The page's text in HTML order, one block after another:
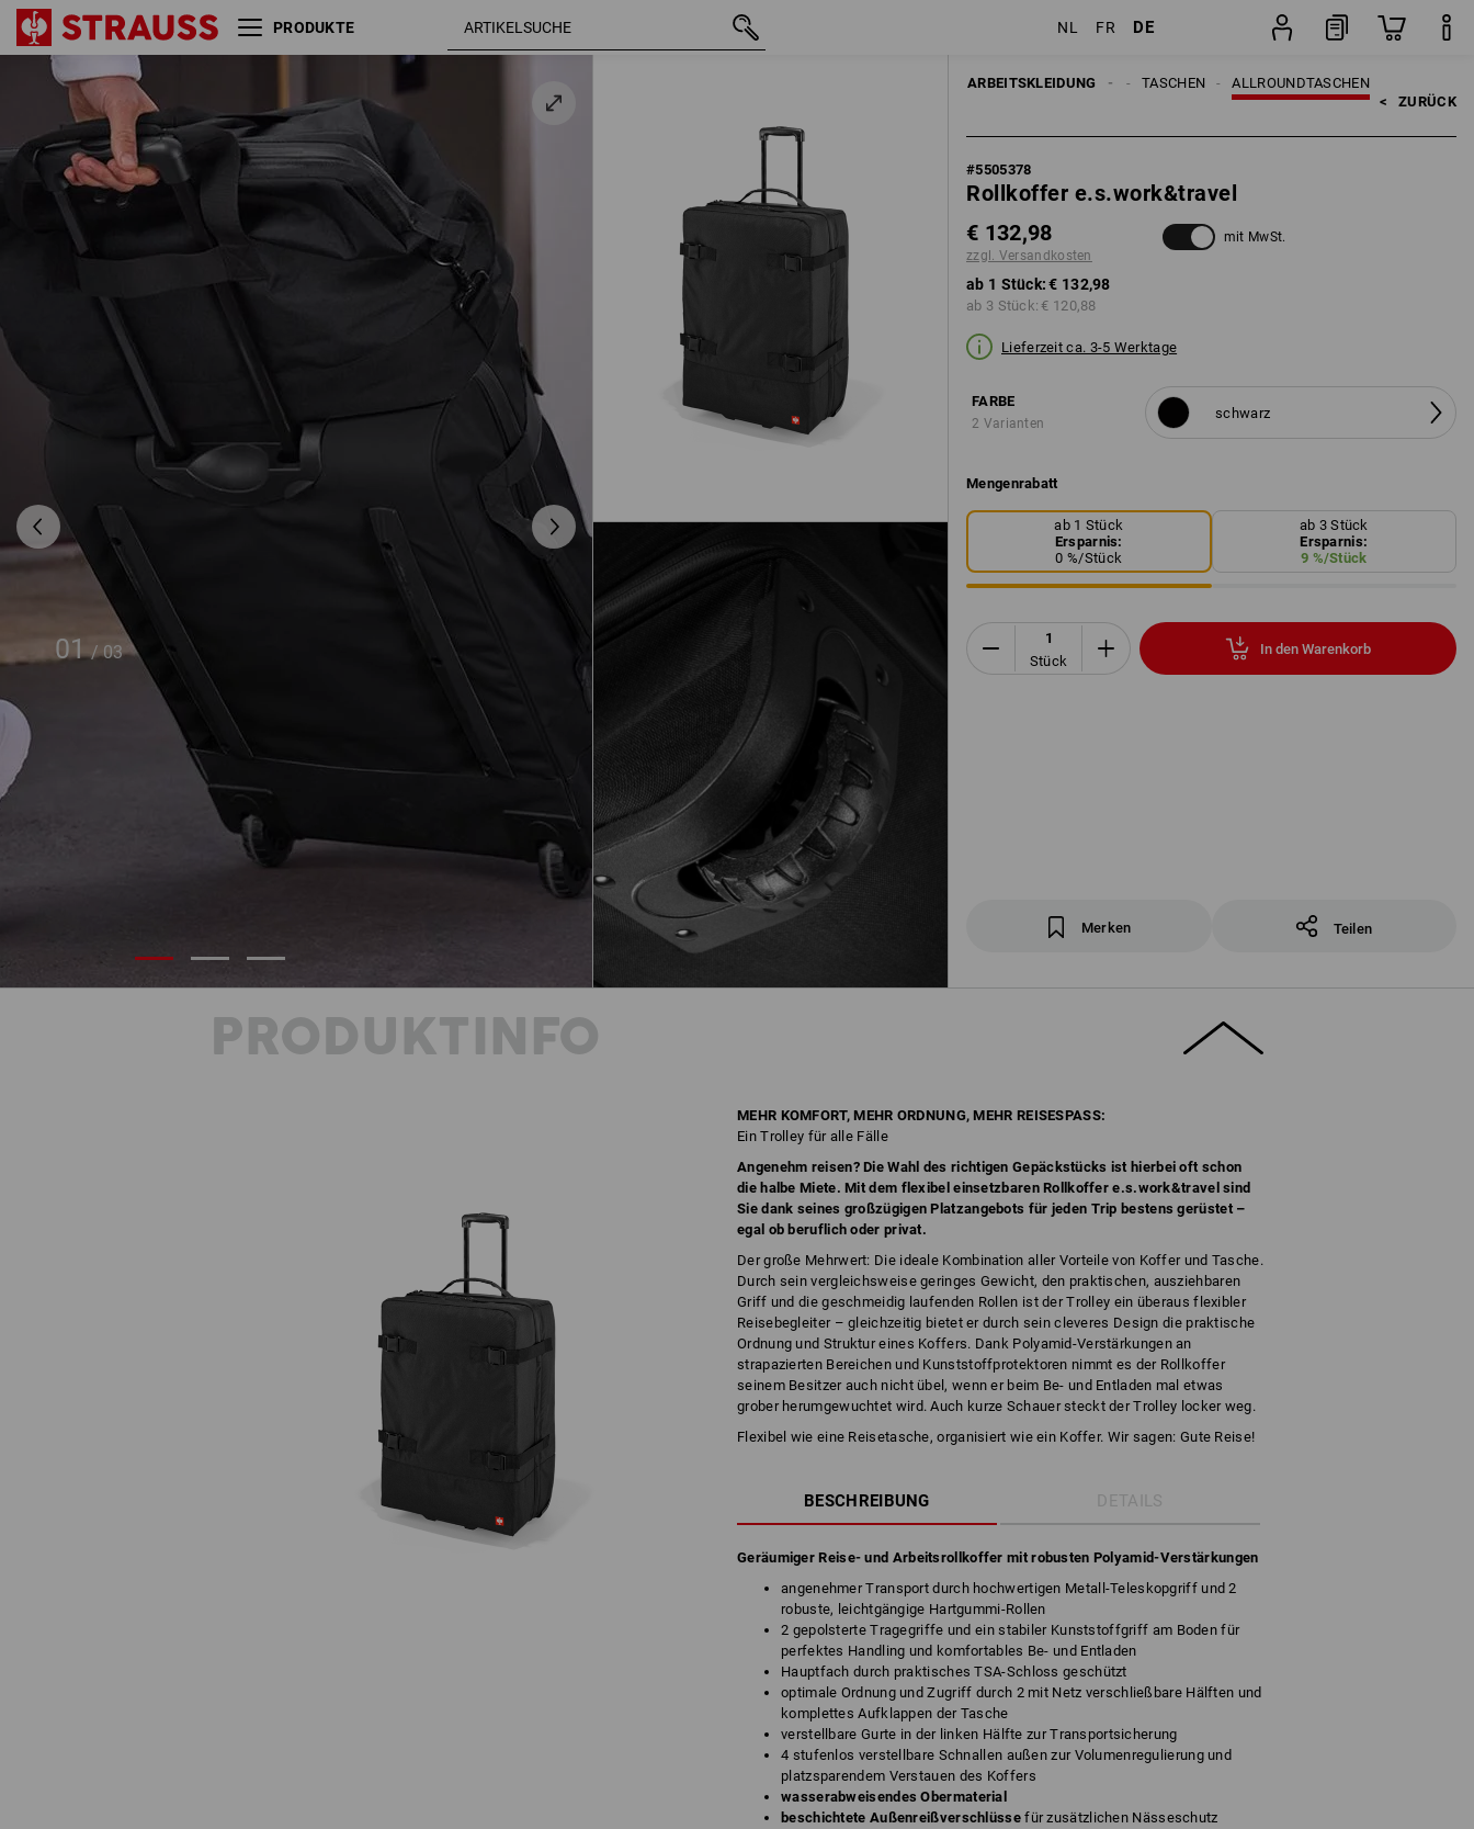
PRODUKTE NL FR DE
01 / 03
ARBEITSKLEIDUNG ALLROUNDTASCHEN
TASCHEN
ACCESSOIRES
HERREN
< ZURÜCK
#5505378
Rollkoffer e.s.work&travel
€ 132,98
zzgl. Versandkosten
mit MwSt.
ab 1 Stück: € 132,98
ab 3 Stück: € 120,88
Lieferzeit ca. 3-5 Werktage
FARBE
2 Varianten
schwarz
Mengenrabatt
ab 1 Stück
Ersparnis:
0 %/Stück
ab 3 Stück
Ersparnis:
9 %/Stück
Stück
In den Warenkorb
Merken Teilen
Rollkoffer e.s.work&travel schwarz € 132,98
PRODUKTINFO
MEHR KOMFORT, MEHR ORDNUNG, MEHR REISESPASS:
Ein Trolley für alle Fälle
Angenehm reisen? Die Wahl des richtigen Gepäckstücks ist hierbei oft schon
die halbe Miete. Mit dem flexibel einsetzbaren Rollkoffer e.s.work&travel sind
Sie dank seines großzügigen Platzangebots für jeden Trip bestens gerüstet –
egal ob beruflich oder privat.
Der große Mehrwert: Die ideale Kombination aller Vorteile von Koffer und Tasche.
Durch sein vergleichsweise geringes Gewicht, den praktischen, ausziehbaren
Griff und die geschmeidig laufenden Rollen ist der Trolley ein überaus flexibler
Reisebegleiter – gleichzeitig bietet er durch sein cleveres Design die praktische
Ordnung und Struktur eines Koffers. Dank Polyamid-Verstärkungen an
strapazierten Bereichen und Kunststoffprotektoren nimmt es der Rollkoffer
seinem Besitzer auch nicht übel, wenn er beim Be- und Entladen mal etwas
grober herumgewuchtet wird. Auch kurze Schauer steckt der Trolley locker weg.
Flexibel wie eine Reisetasche, organisiert wie ein Koffer. Wir sagen: Gute Reise!
BESCHREIBUNG DETAILS
Geräumiger Reise- und Arbeitsrollkoffer mit robusten Polyamid-Verstärkungen
angenehmer Transport durch hochwertigen Metall-Teleskopgriff und 2
robuste, leichtgängige Hartgummi-Rollen
2 gepolsterte Tragegriffe und ein stabiler Kunststoffgriff am Boden für
perfektes Handling und komfortables Be- und Entladen
Hauptfach durch praktisches TSA-Schloss geschützt
optimale Ordnung und Zugriff durch 2 mit Netz verschließbare Hälften und
komplettes Aufklappen der Tasche
verstellbare Gurte in der linken Hälfte zur Transportsicherung
4 stufenlos verstellbare Schnallen außen zur Volumenregulierung und
platzsparendem Verstauen des Koffers
wasserabweisendes Obermaterial
beschichtete Außenreißverschlüssefür zusätzlichen Nässeschutz